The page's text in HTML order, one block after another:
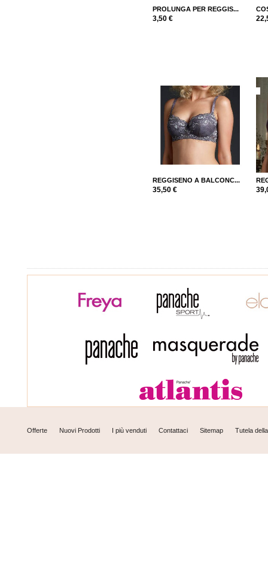
PROLUNGA PER REGGIS...
3,50 €
REGGISENO A BALCONC...
35,50 €
Offerte Nuovi Prodotti I più venduti Contattaci Sitemap Tutela